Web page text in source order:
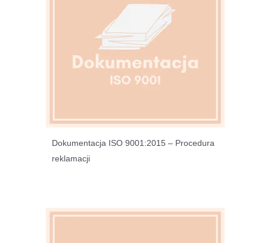
Dokumentacja ISO 9001:2015 – Procedura
reklamacji